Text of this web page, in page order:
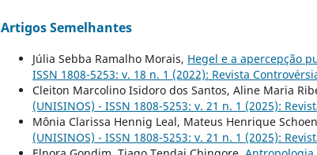
Artigos Semelhantes
Júlia Sebba Ramalho Morais, Hegel e a apercepção
ISSN 1808-5253: v. 18 n. 1 (2022): Revista
Cleiton Marcolino Isidoro dos Santos, Aline Maria
(UNISINOS) - ISSN 1808-5253: v. 21 n. 1 (2025):
Mônia Clarissa Hennig Leal, Mateus Henrique
(UNISINOS) - ISSN 1808-5253: v. 21 n. 1 (2025):